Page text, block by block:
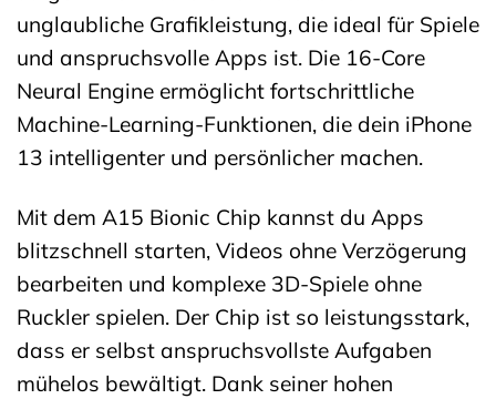
unglaubliche Grafikleistung, die ideal für Spiele
und anspruchsvolle Apps ist. Die 16-Core
Neural Engine ermöglicht fortschrittliche
Machine-Learning-Funktionen, die dein iPhone
13 intelligenter und persönlicher machen.
Mit dem A15 Bionic Chip kannst du Apps
blitzschnell starten, Videos ohne Verzögerung
bearbeiten und komplexe 3D-Spiele ohne
Ruckler spielen. Der Chip ist so leistungsstark,
dass er selbst anspruchsvollste Aufgaben
mühelos bewältigt. Dank seiner hohen